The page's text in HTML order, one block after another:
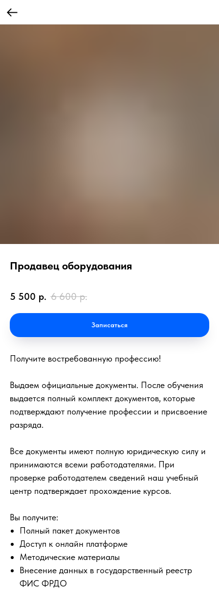
Продавец оборудования
5 500 р. 6 600 р.
Записаться
Получите востребованную профессию!
Выдаем официальные документы. После обучения
выдается полный комплект документов, которые
подтверждают получение профессии и присвоение
разряда.
Все документы имеют полную юридическую силу и
принимаются всеми работодателями. При
проверке работодателем сведений наш учебный
центр подтверждает прохождение курсов.
Вы получите:
Полный пакет документов
Доступ к онлайн платформе
Методические материалы
Внесение данных в государственный реестр
ФИС ФРДО